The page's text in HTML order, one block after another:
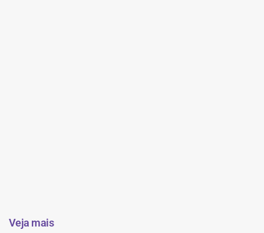
Veja mais